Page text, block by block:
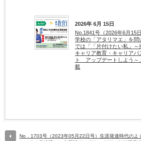
2026年 6月 15日
No.1841号（2026年6月15日
学校の「アタリマエ」を問
では「「片付けたい私」～
キャリア教育・キャリアパ
ト アップデートしよう～
載
No．1703号（2023年05月22日号）生涯発達時代のよ